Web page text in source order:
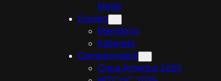
Mode
Equipo
Miembros
Intégrate
Campeonatos
Copa America 2025